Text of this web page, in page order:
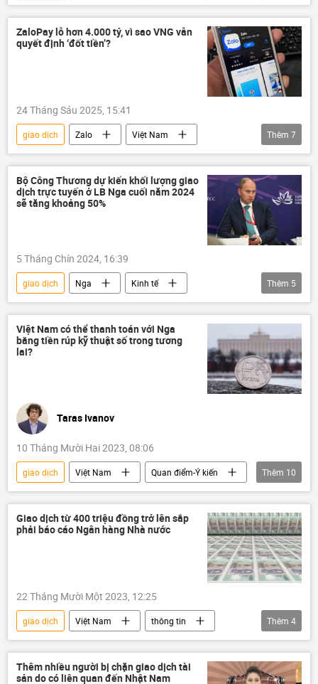
Thái Lan
Bộ Công an Việt Nam
Chính trị
Thế giới
quan hệ
lừa đảo
ZaloPay lỗ hơn 4.000 tỷ, vì sao VNG vẫn
quyết định ‘đốt tiền’?
24 Tháng Sáu 2025, 15:41
giao dịch Zalo
Việt Nam
ngân hàng
Thế giới
đầu tư
doanh nghiệp
Ngân hàng Nhà nước VN
học sinh
ATM
Thêm 7
Bộ Công Thương dự kiến khối lượng giao
dịch trực tuyến ở LB Nga cuối năm 2024
sẽ tăng khoảng 50%
5 Tháng Chín 2024, 16:39
giao dịch Nga
Kinh tế
Diễn đàn Kinh tế phương Đông 2024
Vladivostok
Thế giới
Bộ Công thương Nga
công nghệ
Thêm 5
Việt Nam có thể thanh toán với Nga
bằng tiền rúp kỹ thuật số trong tương
lai?
Taras Ivanov
10 Tháng Mười Hai 2023, 08:06
giao dịch Việt Nam
Quan điểm-Ý kiến
Tác giả
Kinh tế
tiền tệ
các đồng tiền quốc gia
quan hệ thương mại
phương Tây
Thêm 10
Giao dịch từ 400 triệu đồng trở lên sắp
phải báo cáo Ngân hàng Nhà nước
22 Tháng Mười Một 2023, 12:25
giao dịch Việt Nam
thông tin
bất động sản
Ngân hàng Nhà nước
Ngân hàng Nhà nước VN
Pháp luật
Thêm 4
Thêm nhiều người bị chặn giao dịch tài
sản do có liên quan đến Nhật Nam